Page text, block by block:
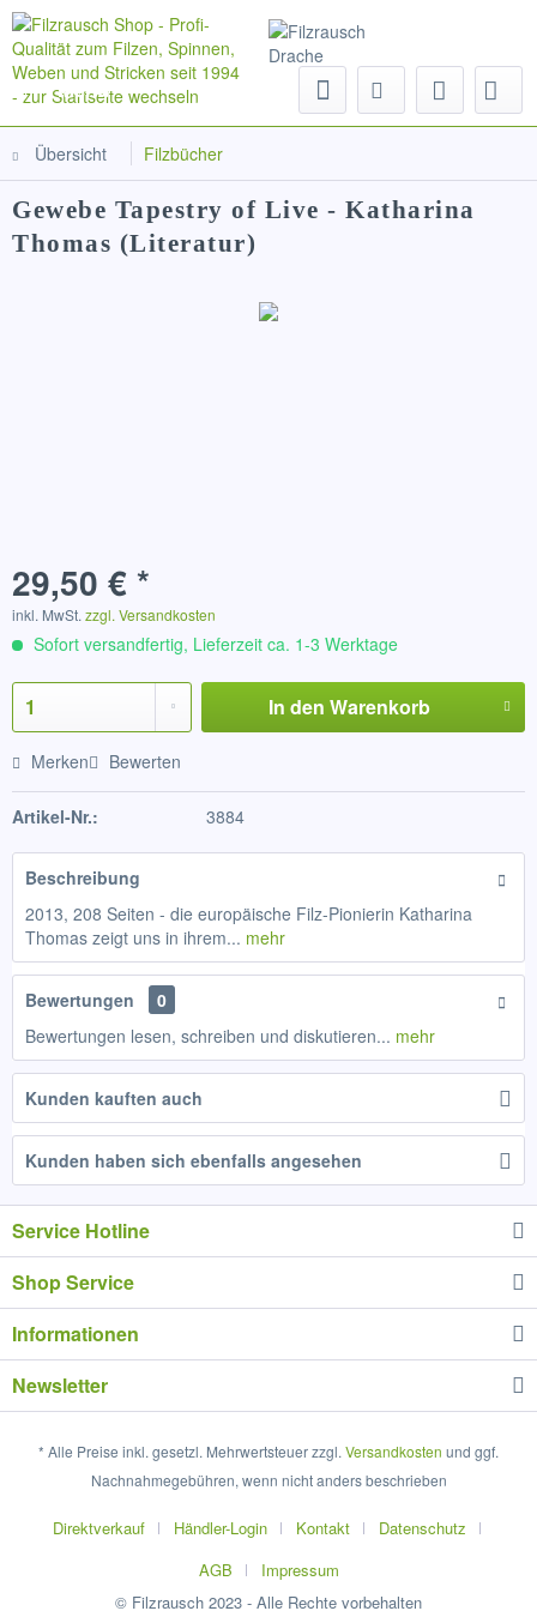
Menü
Übersicht Filzbücher
Gewebe Tapestry of Live - Katharina
Thomas (Literatur)
29,50 € *
inkl. MwSt. zzgl. Versandkosten
Sofort versandfertig, Lieferzeit ca. 1-3 Werktage
In den Warenkorb
Merken Bewerten
Artikel-Nr.: 3884
Beschreibung
2013, 208 Seiten - die europäische Filz-Pionierin Katharina
Thomas zeigt uns in ihrem... mehr
Bewertungen
0
Bewertungen lesen, schreiben und diskutieren... mehr
Kunden kauften auch
Kunden haben sich ebenfalls angesehen
Service Hotline
Shop Service
Informationen
Newsletter
* Alle Preise inkl. gesetzl. Mehrwertsteuer zzgl. Versandkosten und ggf.
Nachnahmegebühren, wenn nicht anders beschrieben
Direktverkauf Händler-Login Kontakt
Datenschutz
AGB
Impressum
© Filzrausch 2023 - Alle Rechte vorbehalten